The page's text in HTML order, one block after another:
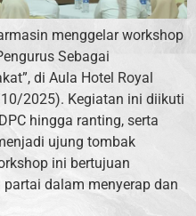
menggelar workshop
Sebagai
di Aula Hotel Royal
2025). Kegiatan ini diikuti
hingga ranting, serta
ujung tombak
ini bertujuan
dalam menyerap dan